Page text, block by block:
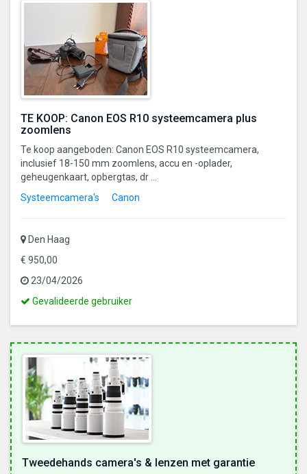
TE KOOP: Canon EOS R10 systeemcamera plus
zoomlens
Te koop aangeboden: Canon EOS R10 systeemcamera,
inclusief 18-150 mm zoomlens, accu en -oplader,
geheugenkaart, opbergtas, dr ...
Systeemcamera's
Canon
Den Haag
€ 950,00
23/04/2026
Dit
een
gevalideerde
gebruiker
Gevalideerde gebruiker
Tweedehands camera's & lenzen met garantie